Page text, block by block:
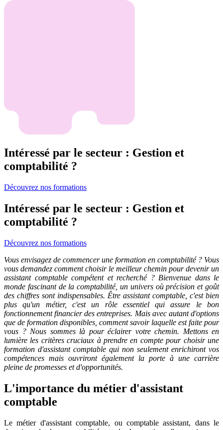
Intéressé par le secteur : Gestion et
comptabilité ?
Découvrez nos formations
Intéressé par le secteur : Gestion et
comptabilité ?
Découvrez nos formations
Vous envisagez de commencer une formation en comptabilité ? Vous
vous demandez comment choisir le meilleur chemin pour devenir un
assistant comptable compétent et recherché ? Bienvenue dans le
monde fascinant de la comptabilité, un univers où précision et goût
des chiffres sont indispensables. Être assistant comptable, c'est bien
plus qu'un métier, c'est un rôle essentiel qui assure le bon
fonctionnement financier des entreprises. Mais avec autant d'options
que de formation disponibles, comment savoir laquelle est faite pour
vous ? Nous sommes là pour éclairer votre chemin. Mettons en
lumière les critères cruciaux à prendre en compte pour choisir une
formation d'assistant comptable qui non seulement enrichiront vos
compétences mais ouvriront également la porte à une carrière
pleine de promesses et d'opportunités.
L'importance du métier d'assistant
comptable
Le métier d'assistant comptable, ou comptable assistant, dans le